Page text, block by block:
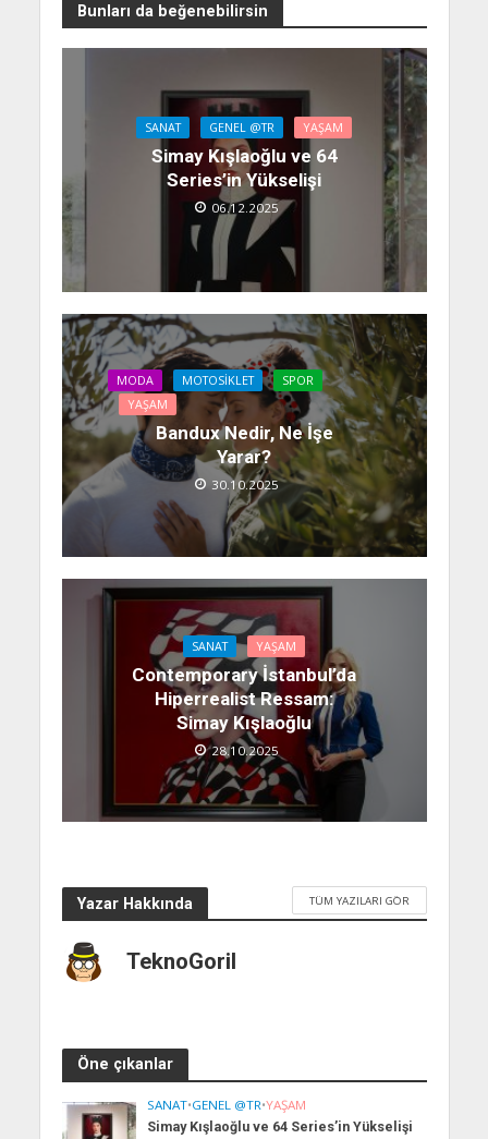
Bunları da beğenebilirsin
SANAT GENEL @TR YAŞAM
Simay Kışlaoğlu ve 64
Series’in Yükselişi
06.12.2025
MODA MOTOSIKLET
SPOR
YAŞAM
Bandux Nedir, Ne İşe
Yarar?
30.10.2025
SANAT YAŞAM
Contemporary İstanbul’da
Hiperrealist Ressam:
Simay Kışlaoğlu
28.10.2025
Yazar Hakkında TÜM YAZILARI GÖR
TeknoGoril
Öne çıkanlar
SANAT•GENEL @TR•YAŞAM
Simay Kışlaoğlu ve 64 Series’in Yükselişi